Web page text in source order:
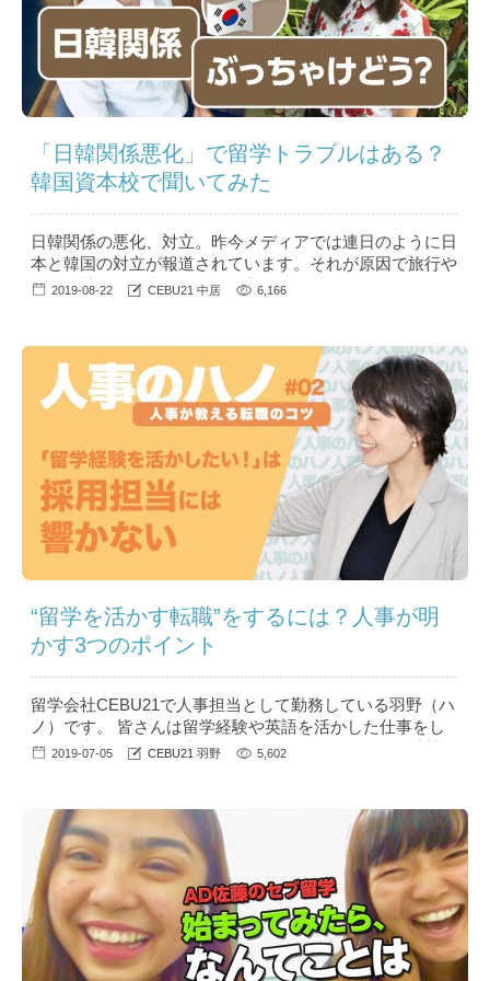
「日韓関係悪化」で留学トラブルはある？
韓国資本校で聞いてみた
日韓関係の悪化、対立。昨今メディアでは連日のように日
本と韓国の対立が報道されています。それが原因で旅行や
留学の計画を見直されている方もいらっしゃるのではない
2019-08-22 CEBU21 中居 6,166
“留学を活かす転職”をするには？人事が明
かす3つのポイント
留学会社CEBU21で人事担当として勤務している羽野（ハ
ノ）です。 皆さんは留学経験や英語を活かした仕事をし
たいと考えたとき、「留学の経験を活かして～」や「英語
就きたい、留学後の転職に役立つといった情報を、留学会
社の人事の目線から見たコラム「人事のハノ」...
2019-07-05 CEBU21 羽野 5,602